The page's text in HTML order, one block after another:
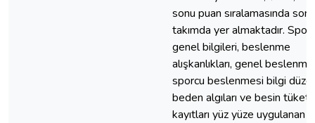
sonu puan sıralamasında son
takımda yer almaktadır.
genel bilgileri, beslenme
alışkanlıkları, genel
sporcu beslenmesi bilgi
beden algıları ve besin
kayıtları yüz yüze uygulanan